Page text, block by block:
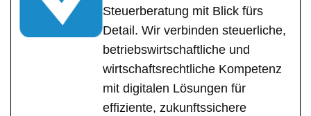
Steuerberatung mit Blick fürs
Detail. Wir verbinden steuerliche,
betriebswirtschaftliche und
wirtschaftsrechtliche Kompetenz
mit digitalen Lösungen für
effiziente, zukunftssichere